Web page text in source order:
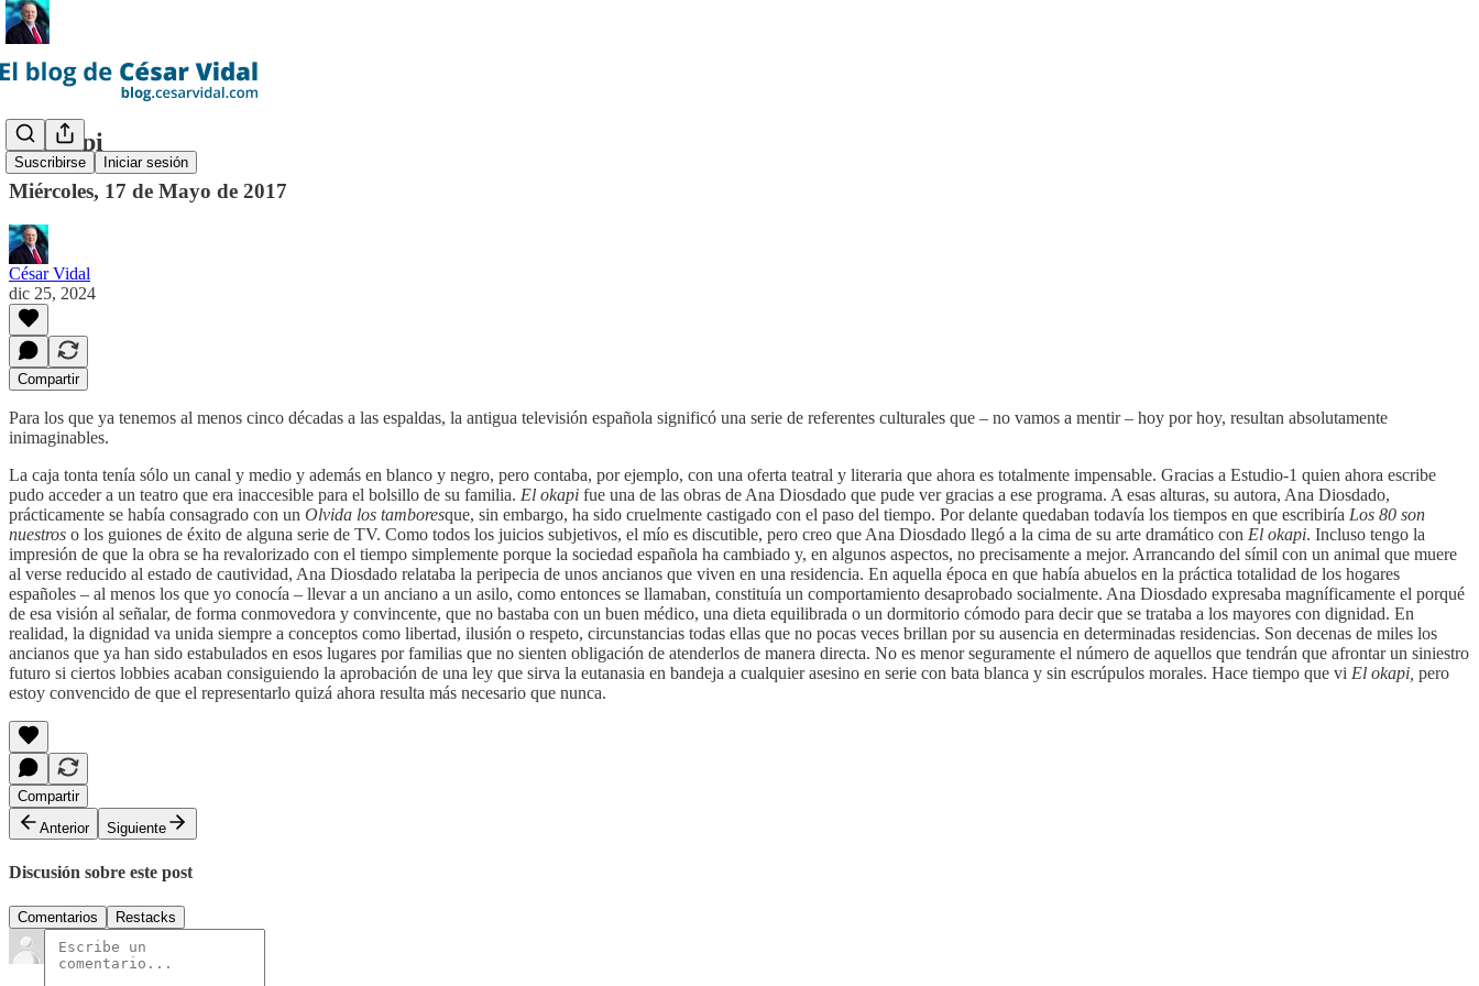
Suscribirse Iniciar sesión
El okapi
Miércoles, 17 de Mayo de 2017
César Vidal
dic 25, 2024
Compartir
Para los que ya tenemos al menos cinco décadas a las espaldas, la antigua televisión española significó una serie de referentes culturales que – no vamos a mentir – hoy por hoy, resultan absolutamente
inimaginables.
La caja tonta tenía sólo un canal y medio y además en blanco y negro, pero contaba, por ejemplo, con una oferta teatral y literaria que ahora es totalmente impensable. Gracias a Estudio-1 quien ahora escribe
pudo acceder a un teatro que era inaccesible para el bolsillo de su familia. El okapi fue una de las obras de Ana Diosdado que pude ver gracias a ese programa. A esas alturas, su autora, Ana Diosdado,
prácticamente se había consagrado con un Olvida los tamboresque, sin embargo, ha sido cruelmente castigado con el paso del tiempo. Por delante quedaban todavía los tiempos en que escribiría Los 80 son
nuestros o los guiones de éxito de alguna serie de TV. Como todos los juicios subjetivos, el mío es discutible, pero creo que Ana Diosdado llegó a la cima de su arte dramático con El okapi. Incluso tengo la
impresión de que la obra se ha revalorizado con el tiempo simplemente porque la sociedad española ha cambiado y, en algunos aspectos, no precisamente a mejor. Arrancando del símil con un animal que muere
al verse reducido al estado de cautividad, Ana Diosdado relataba la peripecia de unos ancianos que viven en una residencia. En aquella época en que había abuelos en la práctica totalidad de los hogares
españoles – al menos los que yo conocía – llevar a un anciano a un asilo, como entonces se llamaban, constituía un comportamiento desaprobado socialmente. Ana Diosdado expresaba magníficamente el porqué
de esa visión al señalar, de forma conmovedora y convincente, que no bastaba con un buen médico, una dieta equilibrada o un dormitorio cómodo para decir que se trataba a los mayores con dignidad. En
realidad, la dignidad va unida siempre a conceptos como libertad, ilusión o respeto, circunstancias todas ellas que no pocas veces brillan por su ausencia en determinadas residencias. Son decenas de miles los
ancianos que ya han sido estabulados en esos lugares por familias que no sienten obligación de atenderlos de manera directa. No es menor seguramente el número de aquellos que tendrán que afrontar un siniestro
futuro si ciertos lobbies acaban consiguiendo la aprobación de una ley que sirva la eutanasia en bandeja a cualquier asesino en serie con bata blanca y sin escrúpulos morales. Hace tiempo que vi El okapi, pero
estoy convencido de que el representarlo quizá ahora resulta más necesario que nunca.
Compartir
Anterior
Siguiente
Discusión sobre este post
Comentarios Restacks